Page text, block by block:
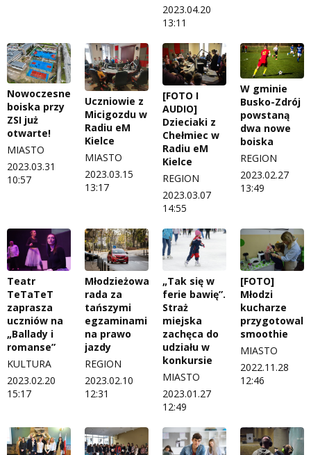
2023.04.20
13:11
Nowoczesne
boiska przy
ZSI już
otwarte!
MIASTO
2023.03.31
10:57
Uczniowie z
Micigozdu w
Radiu eM
Kielce
MIASTO
2023.03.15
13:17
[FOTO I
AUDIO]
Dzieciaki z
Chełmiec w
Radiu eM
Kielce
REGION
2023.03.07
14:55
W gminie
Busko-Zdrój
powstaną
dwa nowe
boiska
REGION
2023.02.27
13:49
Teatr
TeTaTeT
zaprasza
uczniów na
„Ballady i
romanse”
KULTURA
2023.02.20
15:17
Młodzieżowa
rada za
tańszymi
egzaminami
na prawo
jazdy
REGION
2023.02.10
12:31
„Tak się w
ferie bawię”.
Straż
miejska
zachęca do
udziału w
konkursie
MIASTO
2023.01.27
12:49
[FOTO]
Młodzi
kucharze
przygotowali
smoothie
MIASTO
2022.11.28
12:46